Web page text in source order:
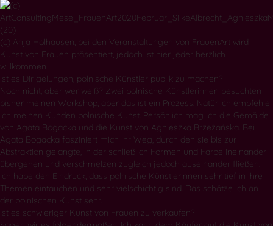
(c) Anja Holhausen, bei den Veranstaltungen von FrauenArt wird
Kunst von Frauen präsentiert, jedoch ist hier jeder herzlich
willkommen
Ist es Dir gelungen, polnische Künstler publik zu machen?
Noch nicht, aber wer weiß? Zwei polnische Künstlerinnen besuchten
bisher meinen Workshop, aber das ist ein Prozess. Natürlich empfehle
ich meinen Kunden polnische Kunst. Persönlich mag ich die Gemälde
von Agata Bogacka und die Kunst von Agnieszka Brzeżańska. Bei
Agata Bogacka fasziniert mich ihr Weg, durch den sie bis zur
Abstraktion gelangte, in der schließlich Formen und Farbe ineinander
übergehen und verschmelzen zugleich jedoch auseinander fließen.
Ich habe den Eindruck, dass polnische Künstlerinnen sehr tief in ihre
Themen eintauchen und sehr vielschichtig sind. Das schätze ich an
der polnischen Kunst sehr.
Ist es schwieriger Kunst von Frauen zu verkaufen?